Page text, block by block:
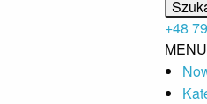
+48
MENU